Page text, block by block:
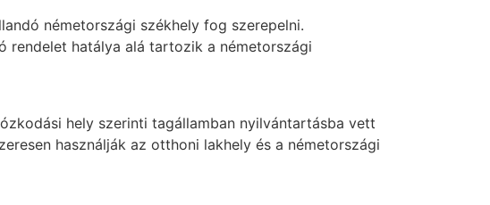
németországi székhely fog szerepelni.
rendelet hatálya alá tartozik a németországi
hely szerinti tagállamban nyilvántartásba vett
használják az otthoni lakhely és a németországi